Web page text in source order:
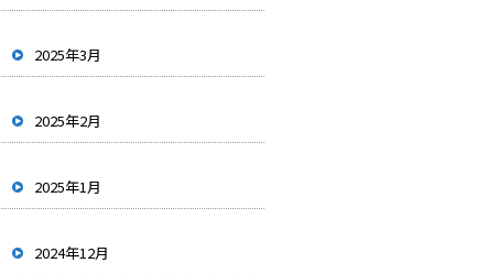
2025年3月
2025年2月
2025年1月
2024年12月